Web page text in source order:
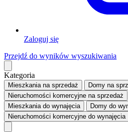
Zaloguj się
Przejdź do wyników wyszukiwania
Kategoria
Mieszkaniana sprzedaż Domy na
Nieruchomości komercyjne na sprzedaż
Mieszkaniado wynajęcia Domy do
Nieruchomości komercyjne do wynajęcia